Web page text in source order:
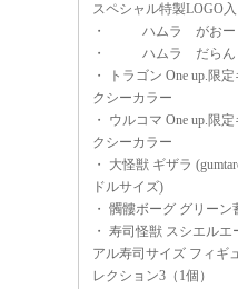
スペシャル特製LOGO入
・
ハムラ がおー
・
ハムラ だらん
・
トラゴン One up.限
クシーカラー
・ ウルコマ One up.限定
クシーカラー
・ 大怪獣 ギザラ
ドルサイズ)
・ 髑髏ボーグ グリーン
・ 寿司怪獣 スシエルエ
アル寿司サイズ フィギ
レクション3（1個）